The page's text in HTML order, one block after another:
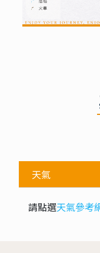
天氣
請點選天氣參考